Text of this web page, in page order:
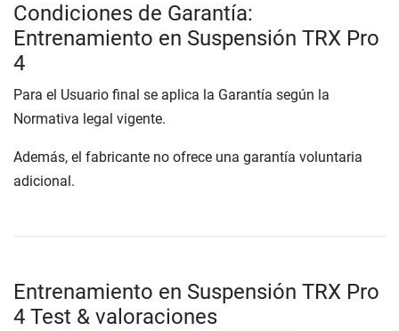
Condiciones de Garantía:
Entrenamiento en Suspensión TRX Pro
4
Para el Usuario final se aplica la Garantía según la
Normativa legal vigente.
Además, el fabricante no ofrece una garantía voluntaria
adicional.
Entrenamiento en Suspensión TRX Pro
4 Test & valoraciones